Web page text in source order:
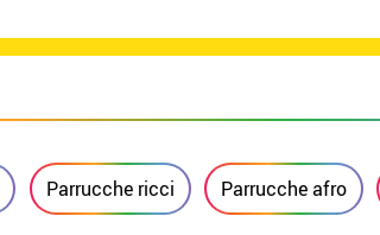
Parrucche ricci Parrucche afro